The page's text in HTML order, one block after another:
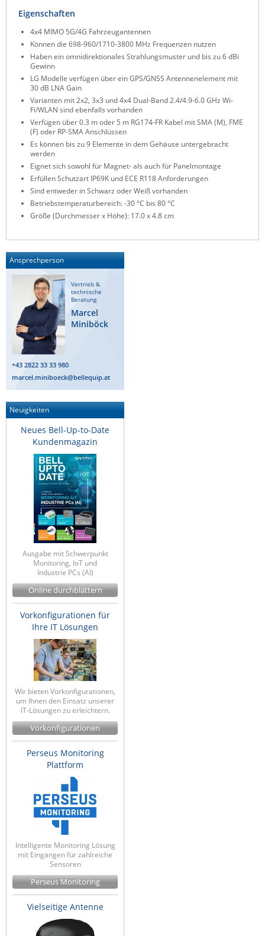
TEKTELIC
Teltonika
Unwired Networks
Vision
WATTECO
Westermo
Yuasa
ZPE Systems
News zu unseren Herstellern
Eigenschaften
4x4 MIMO 5G/4G Fahrzeugantennen
Können die 698-960/1710-3800 MHz Frequenzen nutzen
Haben ein omnidirektionales Strahlungsmuster und bis zu 6 dBi
Gewinn
LG Modelle verfügen über ein GPS/GNSS Antennenelement mit
30 dB LNA Gain
Varianten mit 2x2, 3x3 und 4x4 Dual-Band 2.4/4.9-6.0 GHz Wi-
Fi/WLAN sind ebenfalls vorhanden
Verfügen über 0.3 m oder 5 m RG174-FR Kabel mit SMA (M), FME
(F) oder RP-SMA Anschlüssen
Es können bis zu 9 Elemente in dem Gehäuse untergebracht
werden
Eignet sich sowohl für Magnet- als auch für Panelmontage
Erfüllen Schutzart IP69K und ECE R118 Anforderungen
Sind entweder in Schwarz oder Weiß vorhanden
Betriebstemperaturbereich: -30 °C bis 80 °C
Größe (Durchmesser x Höhe): 17.0 x 4.8 cm
Ansprechperson
Vertrieb &
technische
Beratung
Marcel
Miniböck
+43 2822 33 33 980
marcel.miniboeck@bellequip.at
Neuigkeiten
Neues Bell-Up-to-Date
Kundenmagazin
Ausgabe mit Schwerpunkt
Monitoring, IoT und
Industrie PCs (AI)
Online durchblättern
Vorkonfigurationen für
Ihre IT Lösungen
Wir bieten Vorkonfigurationen,
um Ihnen den Einsatz unserer
IT-Lösungen zu erleichtern.
Vorkonfigurationen
Perseus Monitoring
Plattform
Intelligente Monitoring Lösung
mit Eingängen für zahlreiche
Sensoren
Perseus Monitoring
Vielseitige Antenne